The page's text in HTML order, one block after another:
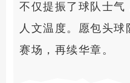
不仅提振了球队士气
人文温度。愿包头
赛场，再续华章。